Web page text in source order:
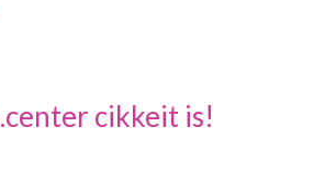
cikkeit is!